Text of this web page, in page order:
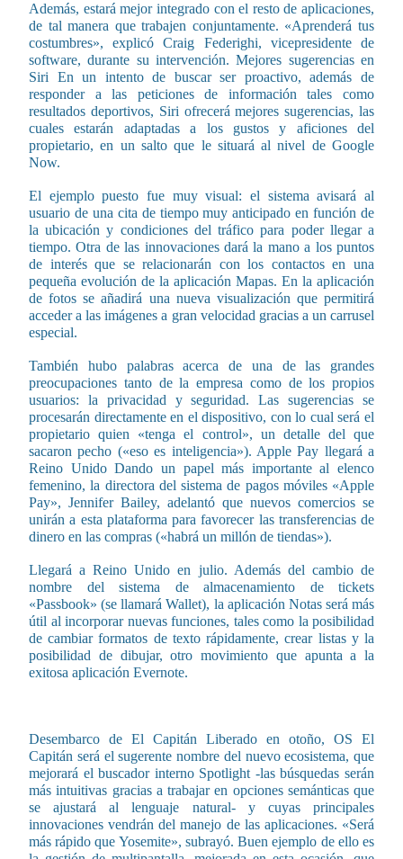
Además, estará mejor integrado con el resto de aplicaciones,
de tal manera que trabajen conjuntamente. «Aprenderá tus
costumbres», explicó Craig Federighi, vicepresidente de
software, durante su intervención. Mejores sugerencias en
Siri En un intento de buscar ser proactivo, además de
responder a las peticiones de información tales como
resultados deportivos, Siri ofrecerá mejores sugerencias, las
cuales estarán adaptadas a los gustos y aficiones del
propietario, en un salto que le situará al nivel de Google
Now.
El ejemplo puesto fue muy visual: el sistema avisará al
usuario de una cita de tiempo muy anticipado en función de
la ubicación y condiciones del tráfico para poder llegar a
tiempo. Otra de las innovaciones dará la mano a los puntos
de interés que se relacionarán con los contactos en una
pequeña evolución de la aplicación Mapas. En la aplicación
de fotos se añadirá una nueva visualización que permitirá
acceder a las imágenes a gran velocidad gracias a un carrusel
especial.
También hubo palabras acerca de una de las grandes
preocupaciones tanto de la empresa como de los propios
usuarios: la privacidad y seguridad. Las sugerencias se
procesarán directamente en el dispositivo, con lo cual será el
propietario quien «tenga el control», un detalle del que
sacaron pecho («eso es inteligencia»). Apple Pay llegará a
Reino Unido Dando un papel más importante al elenco
femenino, la directora del sistema de pagos móviles «Apple
Pay», Jennifer Bailey, adelantó que nuevos comercios se
unirán a esta plataforma para favorecer las transferencias de
dinero en las compras («habrá un millón de tiendas»).
Llegará a Reino Unido en julio. Además del cambio de
nombre del sistema de almacenamiento de tickets
«Passbook» (se llamará Wallet), la aplicación Notas será más
útil al incorporar nuevas funciones, tales como la posibilidad
de cambiar formatos de texto rápidamente, crear listas y la
posibilidad de dibujar, otro movimiento que apunta a la
exitosa aplicación Evernote.
Desembarco de El Capitán Liberado en otoño, OS El
Capitán será el sugerente nombre del nuevo ecosistema, que
mejorará el buscador interno Spotlight -las búsquedas serán
más intuitivas gracias a trabajar en opciones semánticas que
se ajustará al lenguaje natural- y cuyas principales
innovaciones vendrán del manejo de las aplicaciones. «Será
más rápido que Yosemite», subrayó. Buen ejemplo de ello es